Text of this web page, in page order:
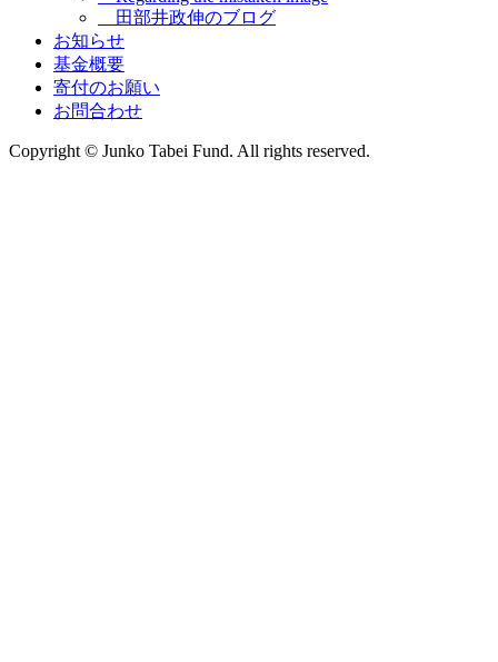
田部井政伸のブログ
お知らせ
基金概要
寄付のお願い
お問合わせ
Copyright © Junko Tabei Fund. All rights reserved.